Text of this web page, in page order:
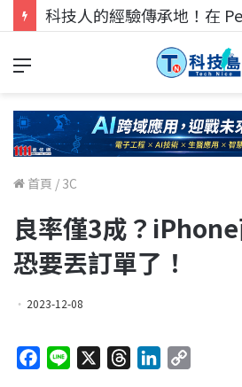
首頁 / 3C
良率僅3成？
恐要丟訂單了！
2023-12-08